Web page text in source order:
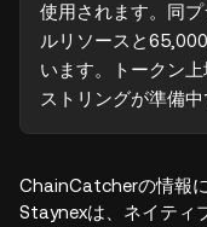
使用されます。同
ルリソースと
います。トークン
ストリングが準備
ChainCatcherの情報
Staynexは、ネイティ